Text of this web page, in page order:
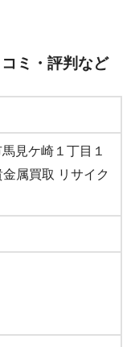
ミ・評判など
見ケ崎１丁目１
属買取 リサイク